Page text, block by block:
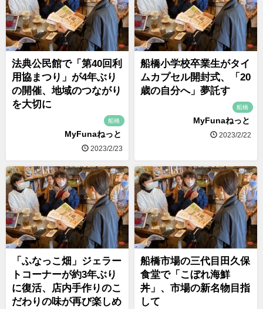
法典公民館で「第40回利
用協まつり」が4年ぶり
の開催、地域のつながり
を大切に
船橋
MyFunaねっと
2023/2/23
船橋小学校卒業生がタイ
ムカプセル開封式、「20
歳の自分へ」夢託す
船橋
MyFunaねっと
2023/2/22
「ふなっこ畑」ジェラー
トコーナーが約3年ぶり
に復活、店内手作りのこ
だわりの味が再び楽しめ
船橋市場の三代目田久保
食堂で「こぼれ海鮮
丼」、市場の新名物目指
して